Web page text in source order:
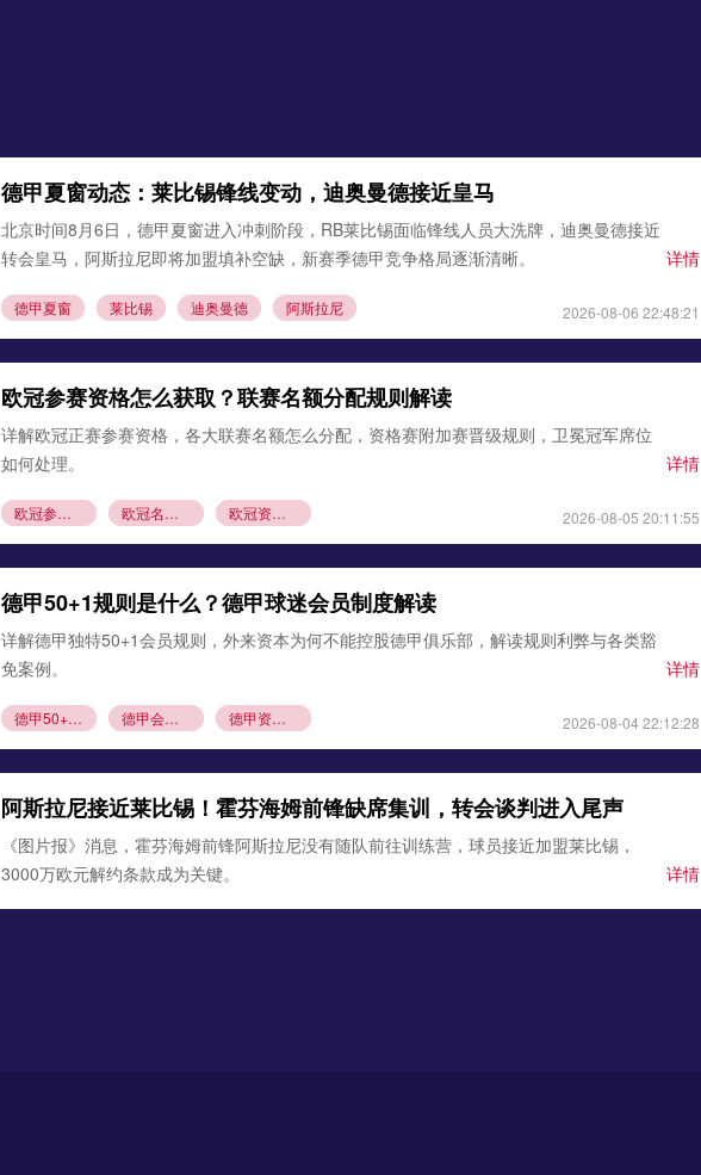
德甲夏窗动态：莱比锡锋线变动，迪奥曼德接近皇马
北京时间8月6日，德甲夏窗进入冲刺阶段，RB莱比锡面临锋线人员大洗牌，迪奥曼德接近
转会皇马，阿斯拉尼即将加盟填补空缺，新赛季德甲竞争格局逐渐清晰。
详情
德甲夏窗 莱比锡 迪奥曼德 阿斯拉尼 2026-08-06 22:48:21
欧冠参赛资格怎么获取？联赛名额分配规则解读
详解欧冠正赛参赛资格，各大联赛名额怎么分配，资格赛附加赛晋级规则，卫冕冠军席位
如何处理。
详情
欧冠参赛资格 欧冠名额分配 欧冠资格赛规则 2026-08-05 20:11:55
德甲50+1规则是什么？德甲球迷会员制度解读
详解德甲独特50+1会员规则，外来资本为何不能控股德甲俱乐部，解读规则利弊与各类豁
免案例。
详情
德甲50+1规则 德甲会员制 德甲资本规则 2026-08-04 22:12:28
阿斯拉尼接近莱比锡！霍芬海姆前锋缺席集训，转会谈判进入尾声
《图片报》消息，霍芬海姆前锋阿斯拉尼没有随队前往训练营，球员接近加盟莱比锡，
3000万欧元解约条款成为关键。
详情